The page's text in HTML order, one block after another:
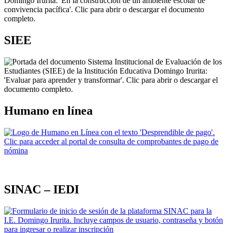
SIEE
Humano en línea
SINAC – IEDI